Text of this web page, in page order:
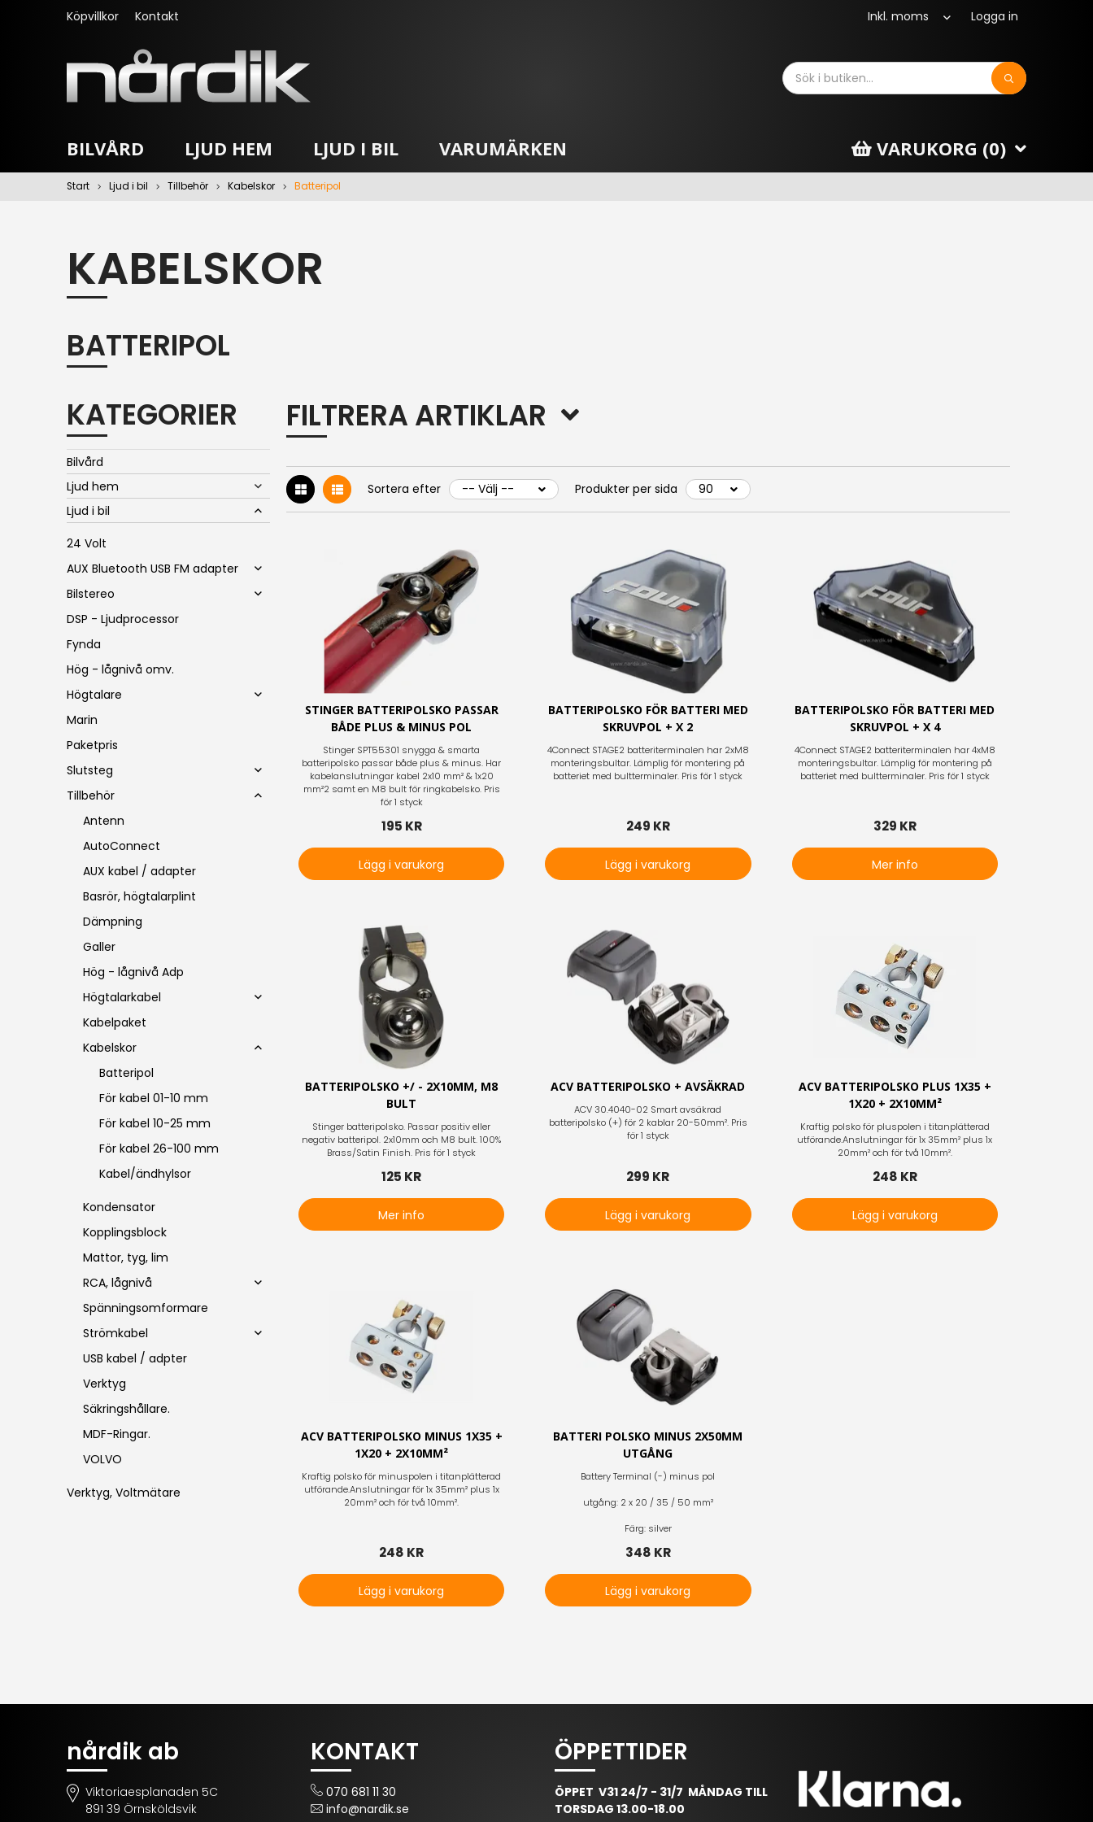
Köpvillkor Kontakt Logga in
Sök
BILVÅRD LJUD HEM LJUD I BIL VARUMÄRKEN VARUKORG (0)
Start Ljud i bil Tillbehör Kabelskor Batteripol
KABELSKOR
BATTERIPOL
KATEGORIER
Bilvård
Ljud hem
Ljud i bil
24 Volt
AUX Bluetooth USB FM adapter
Bilstereo
DSP - Ljudprocessor
Fynda
Hög - lågnivå omv.
Högtalare
Marin
Paketpris
Slutsteg
Tillbehör
Antenn
AutoConnect
AUX kabel / adapter
Basrör, högtalarplint
Dämpning
Galler
Hög - lågnivå Adp
Högtalarkabel
Kabelpaket
Kabelskor
Batteripol
För kabel 01-10 mm
För kabel 10-25 mm
För kabel 26-100 mm
Kabel/ändhylsor
Kondensator
Kopplingsblock
Mattor, tyg, lim
RCA, lågnivå
Spänningsomformare
Strömkabel
USB kabel / adpter
Verktyg
Säkringshållare.
MDF-Ringar.
VOLVO
Verktyg, Voltmätare
FILTRERA ARTIKLAR
Sortera efter Produkter per sida
STINGER BATTERIPOLSKO PASSAR
BÅDE PLUS & MINUS POL
Stinger SPT55301 snygga & smarta
batteripolsko passar både plus & minus. Har
kabelanslutningar kabel 2x10 mm² & 1x20
mm²2 samt en M8 bult för ringkabelsko. Pris
för 1 styck
195 KR
Lägg i varukorg
BATTERIPOLSKO FÖR BATTERI MED
SKRUVPOL + X 2
4Connect STAGE2 batteriterminalen har 2xM8
monteringsbultar. Lämplig för montering på
batteriet med bultterminaler. Pris för 1 styck
249 KR
Lägg i varukorg
BATTERIPOLSKO FÖR BATTERI MED
SKRUVPOL + X 4
4Connect STAGE2 batteriterminalen har 4xM8
monteringsbultar. Lämplig för montering på
batteriet med bultterminaler. Pris för 1 styck
329 KR
Mer info
BATTERIPOLSKO +/ - 2X10MM, M8
BULT
Stinger batteripolsko. Passar positiv eller
negativ batteripol. 2x10mm och M8 bult. 100%
Brass/Satin Finish. Pris för 1 styck
125 KR
Mer info
ACV BATTERIPOLSKO + AVSÄKRAD
ACV 30.4040-02 Smart avsäkrad
batteripolsko (+) för 2 kablar 20-50mm². Pris
för 1 styck
299 KR
Lägg i varukorg
ACV BATTERIPOLSKO PLUS 1X35 +
1X20 + 2X10MM²
Kraftig polsko för pluspolen i titanplätterad
utförande.Anslutningar för 1x 35mm² plus 1x
20mm² och för två 10mm².
248 KR
Lägg i varukorg
ACV BATTERIPOLSKO MINUS 1X35 +
1X20 + 2X10MM²
Kraftig polsko för minuspolen i titanplätterad
utförande.Anslutningar för 1x 35mm² plus 1x
20mm² och för två 10mm².
248 KR
Lägg i varukorg
BATTERI POLSKO MINUS 2X50MM
UTGÅNG
Battery Terminal (-) minus pol
utgång: 2 x 20 / 35 / 50 mm²
Färg: silver
348 KR
Lägg i varukorg
nårdik ab
Viktoriaesplanaden 5C
891 39 Örnsköldsvik
KONTAKT
070 681 11 30
info@nardik.se
ÖPPETTIDER
ÖPPET V31 24/7 - 31/7 MÅNDAG TILL
TORSDAG 13.00-18.00